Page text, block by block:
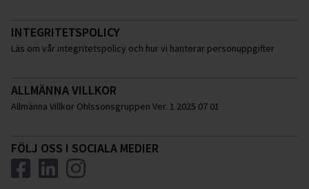
INTEGRITETSPOLICY
Läs om vår integritetspolicy och hur vi hanterar personuppgifter
ALLMÄNNA VILLKOR
Allmänna Villkor Ohlssonsgruppen Ver. 1 2025 07 01
FÖLJ OSS I SOCIALA MEDIER